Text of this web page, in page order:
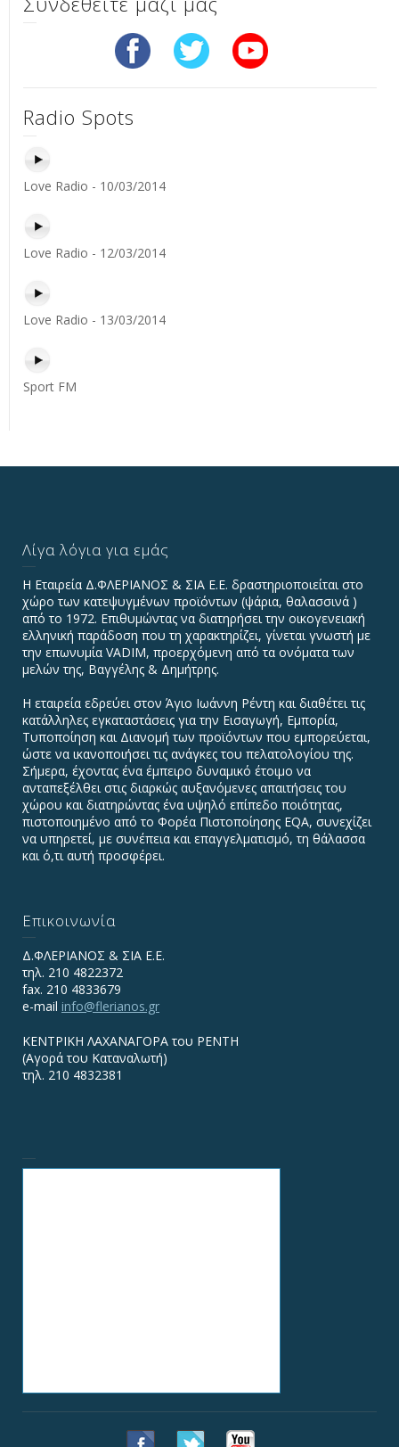
Radio Spots
Love Radio - 10/03/2014
Love Radio - 12/03/2014
Love Radio - 13/03/2014
Sport FM
Λίγα λόγια για εμάς
Η Εταιρεία Δ.ΦΛΕΡΙΑΝΟΣ & ΣΙΑ Ε.Ε. δραστηριοποιείται στο
χώρο των κατεψυγμένων προϊόντων (ψάρια, θαλασσινά )
από το 1972. Επιθυμώντας να διατηρήσει την οικογενειακή
ελληνική παράδοση που τη χαρακτηρίζει, γίνεται γνωστή με
την επωνυμία VADIΜ, προερχόμενη από τα ονόματα των
μελών της, Βαγγέλης & Δημήτρης.
Η εταιρεία εδρεύει στον Άγιο Ιωάννη Ρέντη και διαθέτει τις
κατάλληλες εγκαταστάσεις για την Εισαγωγή, Εμπορία,
Τυποποίηση και Διανομή των προϊόντων που εμπορεύεται,
ώστε να ικανοποιήσει τις ανάγκες του πελατολογίου της.
Σήμερα, έχοντας ένα έμπειρο δυναμικό έτοιμο να
ανταπεξέλθει στις διαρκώς αυξανόμενες απαιτήσεις του
χώρου και διατηρώντας ένα υψηλό επίπεδο ποιότητας,
πιστοποιημένο από το Φορέα Πιστοποίησης EQA, συνεχίζει
να υπηρετεί, με συνέπεια και επαγγελματισμό, τη θάλασσα
και ό,τι αυτή προσφέρει.
Επικοινωνία
Δ.ΦΛΕΡΙΑΝΟΣ & ΣΙΑ Ε.Ε.
τηλ. 210 4822372
fax. 210 4833679
e-mail info@flerianos.gr
ΚΕΝΤΡΙΚΗ ΛΑΧΑΝΑΓΟΡΑ του ΡΕΝΤΗ
(Αγορά του Καταναλωτή)
τηλ. 210 4832381